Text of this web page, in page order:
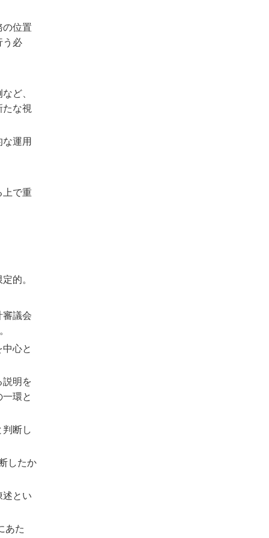
の位置
う必
ど、
な視
運用
上で重
的。
審議会
心と
説明を
環と
断し
したか
述とい
あた